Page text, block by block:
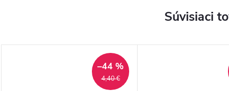
Súvisiaci
4,40 €
–44 %